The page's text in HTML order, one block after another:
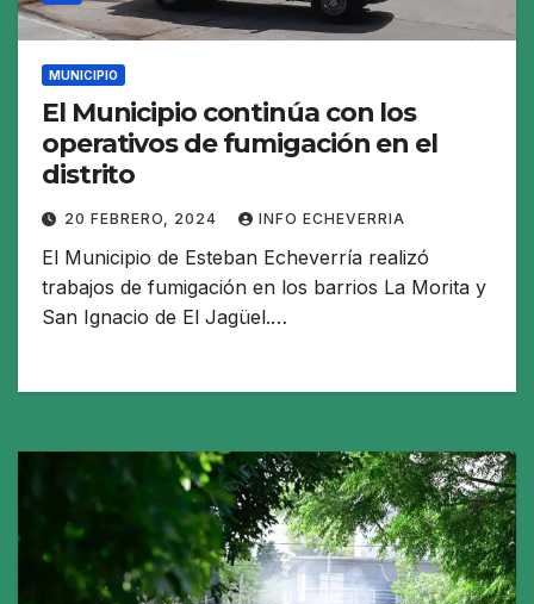
MUNICIPIO
El Municipio continúa con los
operativos de fumigación en el
distrito
20 FEBRERO, 2024 INFO ECHEVERRIA
El Municipio de Esteban Echeverría realizó
trabajos de fumigación en los barrios La Morita y
San Ignacio de El Jagüel.…